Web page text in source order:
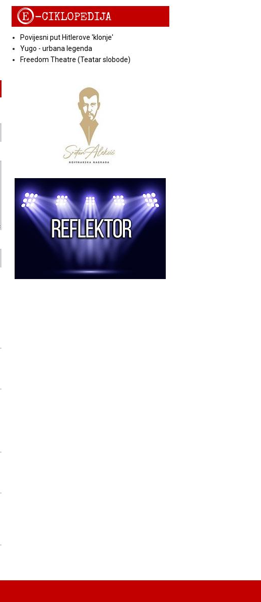
E-CIKLOPEDIJA
Povijesni put Hitlerove 'klonje'
Yugo - urbana legenda
Freedom Theatre (Teatar slobode)